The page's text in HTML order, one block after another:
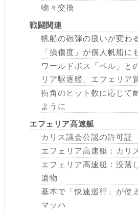
物々交換
戦闘関連
帆船の砲弾の扱いが変わ
「損傷度」が個人帆船に
ワールドボス「ベル」と
リア駆逐艦、エフェリア
衝角のヒット数に応じて
ように
エフェリア高速艇
カリス議会公認の許可証
エフェリア高速艇：カリ
エフェリア高速艇：没落
遺物
基本で「快速巡行」が使
マッハ